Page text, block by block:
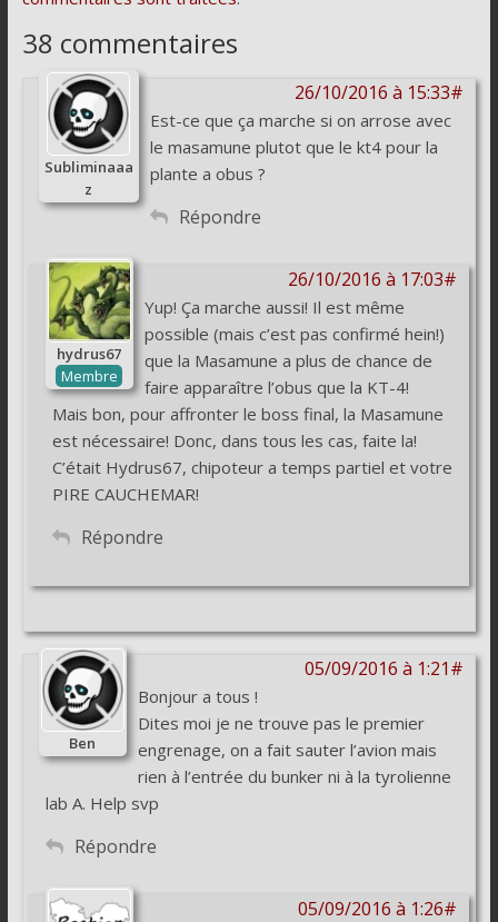
38 commentaires
26/10/2016 à 15:33#
Subliminaaa
z
Est-ce que ça marche si on arrose avec
le masamune plutot que le kt4 pour la
plante a obus ?
Répondre
26/10/2016 à 17:03#
hydrus67
Membre
Yup! Ça marche aussi! Il est même
possible (mais c’est pas confirmé hein!)
que la Masamune a plus de chance de
faire apparaître l’obus que la KT-4!
Mais bon, pour affronter le boss final, la Masamune
est nécessaire! Donc, dans tous les cas, faite la!
C’était Hydrus67, chipoteur a temps partiel et votre
PIRE CAUCHEMAR!
Répondre
05/09/2016 à 1:21#
Ben
Bonjour a tous !
Dites moi je ne trouve pas le premier
engrenage, on a fait sauter l’avion mais
rien à l’entrée du bunker ni à la tyrolienne
lab A. Help svp
Répondre
05/09/2016 à 1:26#